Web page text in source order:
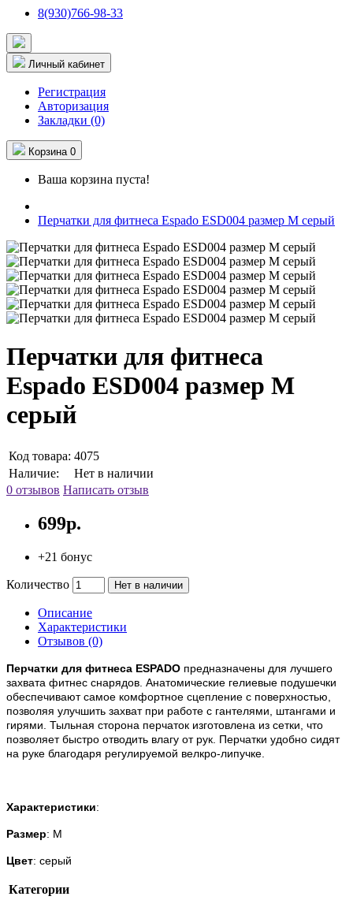
8(930)766-98-33
Личный кабинет
Регистрация
Авторизация
Закладки (0)
Корзина 0
Ваша корзина пуста!
Перчатки для фитнеса Espado ESD004 размер M серый
Перчатки для фитнеса
Espado ESD004 размер M
серый
Код товара: 4075
Наличие:
Нет в наличии
0 отзывов Написать отзыв
699р.
+21 бонус
Количество Нет в наличии
Описание
Характеристики
Отзывов (0)
Перчатки для фитнеса ESPADO предназначены для лучшего
захвата фитнес снарядов. Анатомические гелиевые подушечки
обеспечивают самое комфортное сцепление с поверхностью,
позволяя улучшить захват при работе с гантелями, штангами и
гирями. Тыльная сторона перчаток изготовлена из сетки, что
позволяет быстро отводить влагу от рук. Перчатки удобно сидят
на руке благодаря регулируемой велкро-липучке.
Характеристики:
Размер: M
Цвет: серый
Категории